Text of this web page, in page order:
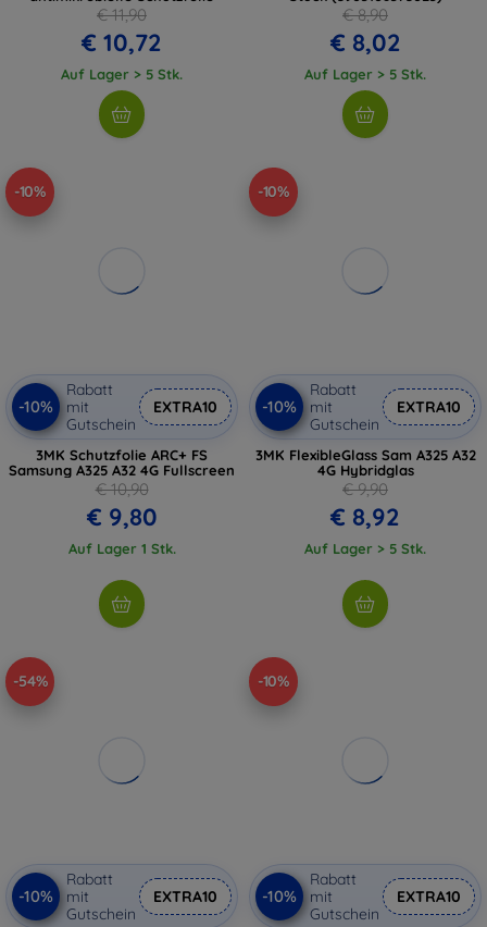
€ 11,90
€ 10,72
Auf Lager > 5 Stk.
€ 8,90
€ 8,02
Auf Lager > 5 Stk.
-10%
-10%
Rabatt
mit
Gutschein
EXTRA10
3MK Schutzfolie ARC+ FS
Samsung A325 A32 4G Fullscreen
€ 10,90
€ 9,80
Auf Lager 1 Stk.
-10%
-10%
Rabatt
mit
Gutschein
EXTRA10
3MK FlexibleGlass Sam A325 A32
4G Hybridglas
€ 9,90
€ 8,92
Auf Lager > 5 Stk.
-54%
-10%
Rabatt
mit
Gutschein
EXTRA10
-10%
-10%
Rabatt
mit
Gutschein
EXTRA10